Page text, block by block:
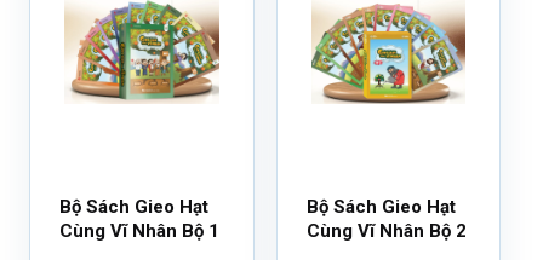
Bộ Sách Gieo Hạt
Cùng Vĩ Nhân Bộ 1
Bộ Sách Gieo Hạt
Cùng Vĩ Nhân Bộ 2